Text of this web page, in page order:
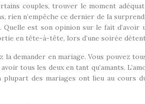
couples, trouver le moment
rien n’empêche ce dernier de la
est son opinion sur le fait
en tête-à-tête, lors d’une soirée
demander en mariage. Vous pouvez
tous les deux en tant qu’amants.
des mariages ont lieu au cours